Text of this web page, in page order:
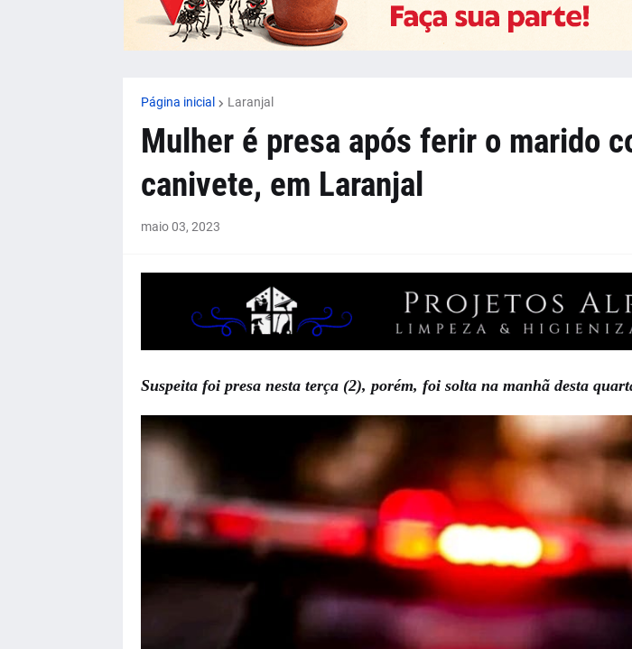
Página inicial Laranjal
Mulher é presa após ferir o marido
canivete, em Laranjal
maio 03, 2023
Suspeita foi presa nesta terça (2), porém, foi solta na manhã desta